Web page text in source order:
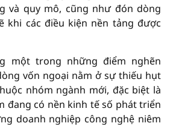
và quy mô, cũng như đón dòng
khi các điều kiện nền tảng được
một trong những điểm nghẽn
vốn ngoại nằm ở sự thiếu hụt
nhóm ngành mới, đặc biệt là
đang có nền kinh tế số phát triển
doanh nghiệp công nghệ niêm